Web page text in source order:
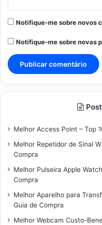
Notifique-me sobre novos
Notifique-me sobre novas
Melhor Access Point – Top
Melhor Repetidor de Sinal
Compra
Melhor Pulseira Apple
Compra
Melhor Aparelho para
Guia de Compra
Melhor Webcam Custo-